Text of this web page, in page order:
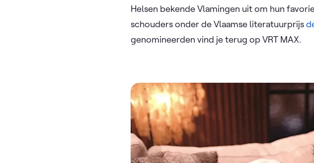
Helsen bekende Vlamingen uit om hun
schouders onder de Vlaamse literatuurprijs
genomineerden vind je terug op VRT MAX.